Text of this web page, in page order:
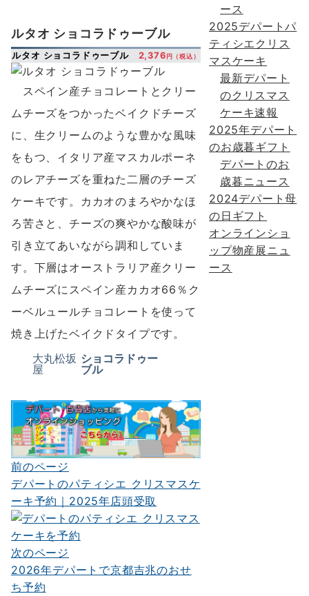
ルタオ ショコラドゥーブル
ルタオ ショコラドゥーブル 2,376 円（税込）
スペイン産チョコレートとクリー
ムチーズをつかったベイクドチーズ
に、生クリームのような豊かな風味
をもつ、イタリア産マスカルポーネ
のレアチーズを重ねた二層のチーズ
ケーキです。カカオのまろやかなほ
ろ苦さと、チーズの爽やかな酸味が
引き立てあいながら調和していま
す。下層はオーストラリア産クリー
ムチーズにスペイン産カカオ66％ク
ーベルュールチョコレートを使って
焼き上げたベイクドタイプです。
大丸松坂
屋
ショコラドゥー
ブル
投
稿
ナ
ビ
ゲ
ー
前のページ
デパートのパティシエ クリスマスケ
ーキ予約｜2025年店頭受取
次のページ
2026年デパートで京都吉兆のおせ
ち予約
ース
2025デパートパ
ティシエクリス
マスケーキ
最新デパート
のクリスマス
ケーキ速報
2025年デパート
のお歳暮ギフト
デパートのお
歳暮ニュース
2024デパート母
の日ギフト
オンラインショ
ップ物産展ニュ
ース